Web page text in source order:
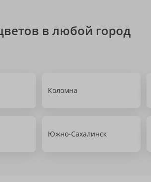
в любой город
Коломна
Южно-Сахалинск